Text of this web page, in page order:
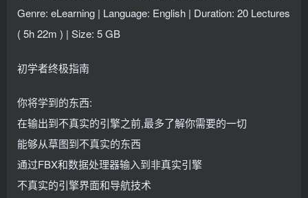
Genre: eLearning | Language: English | Duration: 20 Lectures
( 5h 22m ) | Size: 5 GB
初学者终极指南
你将学到的东西:
在输出到不真实的引擎之前,最多了解你需要的一切
能够从草图到不真实的东西
通过FBX和数据处理器输入到非真实引擎
不真实的引擎界面和导航技术